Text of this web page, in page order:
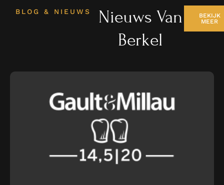
BLOG & NIEUWS
Nieuws Van
Berkel
BEKIJK
MEER